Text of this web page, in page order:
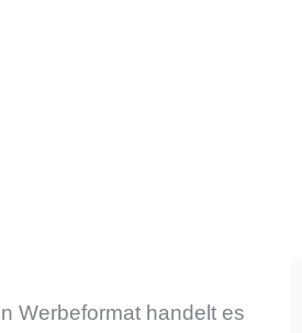
Werbeformat handelt es